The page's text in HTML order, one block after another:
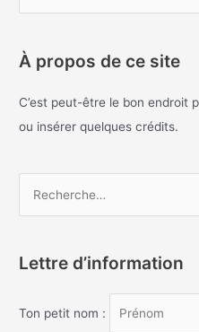
h
r
À propos de ce site
C’est peut-être le bon endroit
ou insérer quelques crédits.
h
r
Lettre d’information
Ton petit nom :